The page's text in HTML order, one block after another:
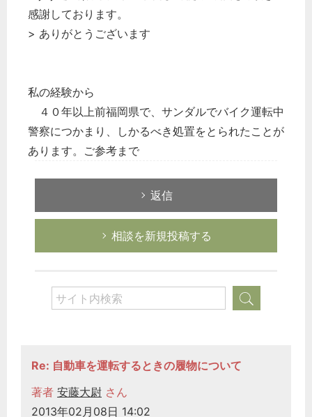
感謝しております。
> ありがとうございます
私の経験から
４０年以上前福岡県で、サンダルでバイク運転中
警察につかまり、しかるべき処置をとられたことが
あります。ご参考まで
返信
相談を新規投稿する
Re: 自動車を運転するときの履物について
著者 安藤大尉 さん
2013年02月08日 14:02